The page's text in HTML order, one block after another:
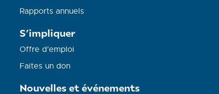
Rapports annuels
S’impliquer
Offre d’emploi
Faites un don
Nouvelles et événements